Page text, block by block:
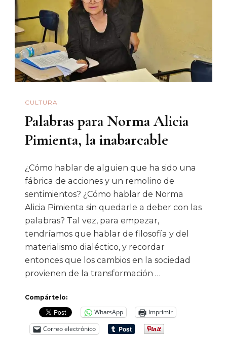
Y
La
CULTURA
Palabras para Norma Alicia
Pimienta, la inabarcable
¿Cómo hablar de alguien que ha sido una
fábrica de acciones y un remolino de
sentimientos? ¿Cómo hablar de Norma
Alicia Pimienta sin quedarle a deber con las
palabras? Tal vez, para empezar,
tendríamos que hablar de filosofía y del
materialismo dialéctico, y recordar
entonces que los cambios en la sociedad
provienen de la transformación …
Compártelo:
WhatsApp
Imprimir
Correo electrónico